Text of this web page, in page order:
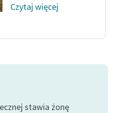
Czytaj więcej
stawia żonę